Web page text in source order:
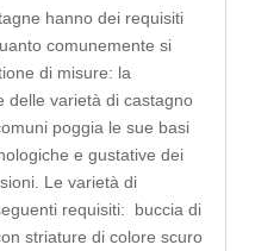
hanno dei requisiti
comunemente si
di misure: la
delle varietà di castagno
poggia le sue basi
e gustative dei
Le varietà di
requisiti: buccia di
striature di colore scuro